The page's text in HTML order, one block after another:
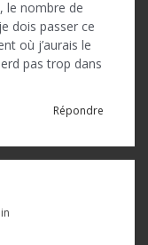
le nombre de
dois passer ce
où j’aurais le
pas trop dans
Répondre